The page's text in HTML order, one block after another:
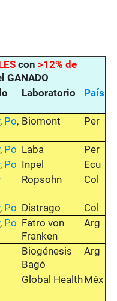
con >12% de
GANADO
Laboratorio País
, Po, Biomont Per
, Po Laba
Per
, Po Inpel
Ecu
Ropsohn Col
, Po Distrago
Col
, Po Fatro von
Franken
Arg
Biogénesis
Bagó
Arg
Global HealthMéx